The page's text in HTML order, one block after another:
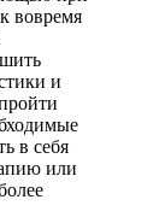
вовремя
и
в себя
или